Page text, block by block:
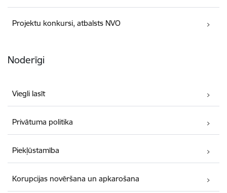
Projektu konkursi, atbalsts NVO
Noderīgi
Viegli lasīt
Privātuma politika
Piekļūstamība
Korupcijas novēršana un apkarošana